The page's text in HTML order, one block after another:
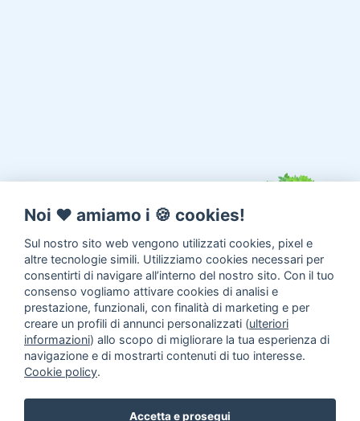
Annunci animali Inserisci un
Noi ♥️ amiamo i 🍪 cookies!
Sul nostro sito web vengono utilizzati cookies, pixel e
altre tecnologie simili. Utilizziamo cookies necessari per
consentirti di navigare all’interno del nostro sito. Con il tuo
consenso vogliamo attivare cookies di analisi e
prestazione, funzionali, con finalità di marketing e per
creare un profili di annunci personalizzati (ulteriori
informazioni) allo scopo di migliorare la tua esperienza di
navigazione e di mostrarti contenuti di tuo interesse.
Cookie policy.
Accetta e prosegui